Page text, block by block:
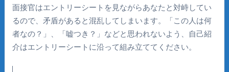
面接官はエントリーシートを見ながらあなたと対峙してい
るので、矛盾があると混乱してしまいます。「この人は何
者なの？」、「嘘つき？」などと思われないよう、自己紹
介はエントリーシートに沿って組み立ててください。